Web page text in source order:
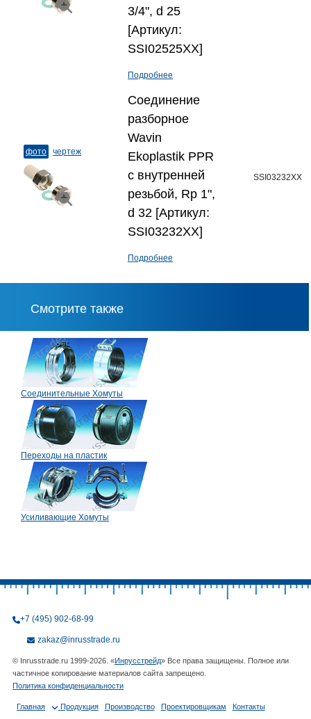
3/4", d 25
[Артикул:
SSI02525XX]
Подробнее
фото чертеж
Соединение
разборное
Wavin
Ekoplastik PPR
с внутренней
резьбой, Rp 1",
d 32 [Артикул:
SSI03232XX]
Подробнее
SSI03232XX
Смотрите также
Соединительные Хомуты
Переходы на пластик
Усиливающие Хомуты
+7 (495) 902-68-99
zakaz@inrusstrade.ru
© Inrusstrade.ru 1999-2026. «Инрусстрейд» Все права защищены. Полное или
частичное копирование материалов сайта запрещено.
Политика конфиденциальности
Главная Продукция Производство Проектировщикам Контакты